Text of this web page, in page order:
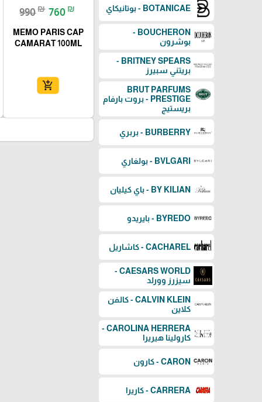
BOTANICAE - بوتانيكاي
BOUCHERON -
بوشرون
BRITNEY SPEARS -
بريتني سبيرز
BRUT PARFUMS
PRESTIGE - بروت بارفام
بريستيج
BURBERRY - بربري
BVLGARI - بولغاري
BY KILIAN - باي كيليان
BYREDO - بايريدو
CACHAREL - كاشاريل
CAESARS WORLD -
سيزرز وورلد
CALVIN KLEIN - كالفن
كلاين
CAROLINA HERRERA -
كارولينا هيريرا
CARON - كارون
CARRERA - كاريرا
990₪ 760 ₪
MEMO PARIS CAP
CAMARAT 100ML
add_shopping_cart